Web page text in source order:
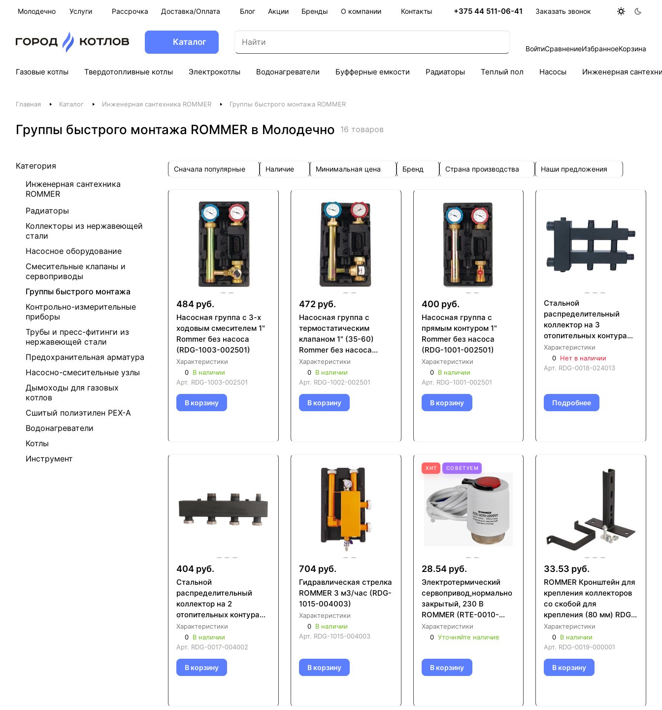
Молодечно Услуги Рассрочка Доставка/Оплата Блог Акции Бренды О компании Контакты +375 44 511-06-41 Заказать звонок
Каталог
ВойтиСравнениеИзбранноеКорзина
Газовые котлы Твердотопливные котлы Электрокотлы Водонагреватели Буфферные емкости Радиаторы Теплый пол Насосы Инженерная
Главная Каталог Инженерная сантехника ROMMER Группы быстрого монтажа ROMMER
Группы быстрого монтажа ROMMER в Молодечно 16 товаров
Категория
Инженерная сантехника
ROMMER
Радиаторы
Коллекторы из нержавеющей
стали
Насосное оборудование
Смесительные клапаны и
сервоприводы
Группы быстрого монтажа
Контрольно-измерительные
приборы
Трубы и пресс-фитинги из
нержавеющей стали
Предохранительная арматура
Насосно-смесительные узлы
Дымоходы для газовых
котлов
Сшитый полиэтилен PEX-A
Водонагреватели
Котлы
Инструмент
Сначала популярные Наличие Минимальная цена Бренд Страна производства Наши предложения
484 руб.
Насосная группа с 3-х
ходовым смесителем 1"
Rommer без насоса
(RDG-1003-002501)
Характеристики
0 В наличии
Арт. RDG-1003-002501
В корзину
472 руб.
Насосная группа с
термостатическим
клапаном 1" (35-60)
Rommer без насоса
(RDG-1002-002501)
Характеристики
0 В наличии
Арт. RDG-1002-002501
В корзину
400 руб.
Насосная группа с
прямым контуром 1"
Rommer без насоса
(RDG-1001-002501)
Характеристики
0 В наличии
Арт. RDG-1001-002501
В корзину
Стальной
распределительный
коллектор на 3
отопительных контура
ROMMER RDG-0018-
024013
Характеристики
0 Нет в наличии
Арт. RDG-0018-024013
Подробнее
404 руб.
Стальной
распределительный
коллектор на 2
отопительных контура
ROMMER RDG-0017
Характеристики
0 В наличии
Арт. RDG-0017-004002
В корзину
704 руб.
Гидравлическая стрелка
ROMMER 3 м3/час (RDG-
1015-004003)
Характеристики
0 В наличии
Арт. RDG-1015-004003
В корзину
ХИТ СОВЕТУЕМ
28.54 руб.
Электротермический
сервопривод,нормально
закрытый, 230 В
ROMMER (RTE-0010-
230001)
Характеристики
0 Уточняйте наличие
В корзину
33.53 руб.
ROMMER Кронштейн для
крепления коллекторов
со скобой для
крепления (80 мм) RDG-
0019-000001
Характеристики
0 В наличии
Арт. RDG-0019-000001
В корзину